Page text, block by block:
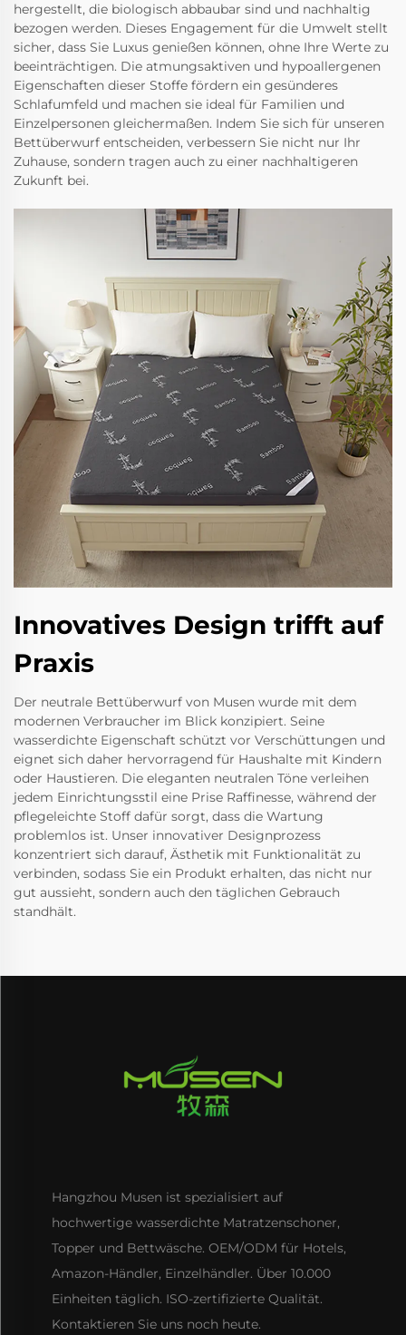
hergestellt, die biologisch abbaubar sind und nachhaltig
bezogen werden. Dieses Engagement für die Umwelt stellt
sicher, dass Sie Luxus genießen können, ohne Ihre Werte zu
beeinträchtigen. Die atmungsaktiven und hypoallergenen
Eigenschaften dieser Stoffe fördern ein gesünderes
Schlafumfeld und machen sie ideal für Familien und
Einzelpersonen gleichermaßen. Indem Sie sich für unseren
Bettüberwurf entscheiden, verbessern Sie nicht nur Ihr
Zuhause, sondern tragen auch zu einer nachhaltigeren
Zukunft bei.
Innovatives Design trifft auf
Praxis
Der neutrale Bettüberwurf von Musen wurde mit dem
modernen Verbraucher im Blick konzipiert. Seine
wasserdichte Eigenschaft schützt vor Verschüttungen und
eignet sich daher hervorragend für Haushalte mit Kindern
oder Haustieren. Die eleganten neutralen Töne verleihen
jedem Einrichtungsstil eine Prise Raffinesse, während der
pflegeleichte Stoff dafür sorgt, dass die Wartung
problemlos ist. Unser innovativer Designprozess
konzentriert sich darauf, Ästhetik mit Funktionalität zu
verbinden, sodass Sie ein Produkt erhalten, das nicht nur
gut aussieht, sondern auch den täglichen Gebrauch
standhält.
Hangzhou Musen ist spezialisiert auf
hochwertige wasserdichte Matratzenschoner,
Topper und Bettwäsche. OEM/ODM für Hotels,
Amazon-Händler, Einzelhändler. Über 10.000
Einheiten täglich. ISO-zertifizierte Qualität.
Kontaktieren Sie uns noch heute.